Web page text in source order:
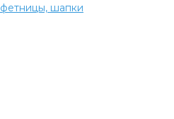
шапки